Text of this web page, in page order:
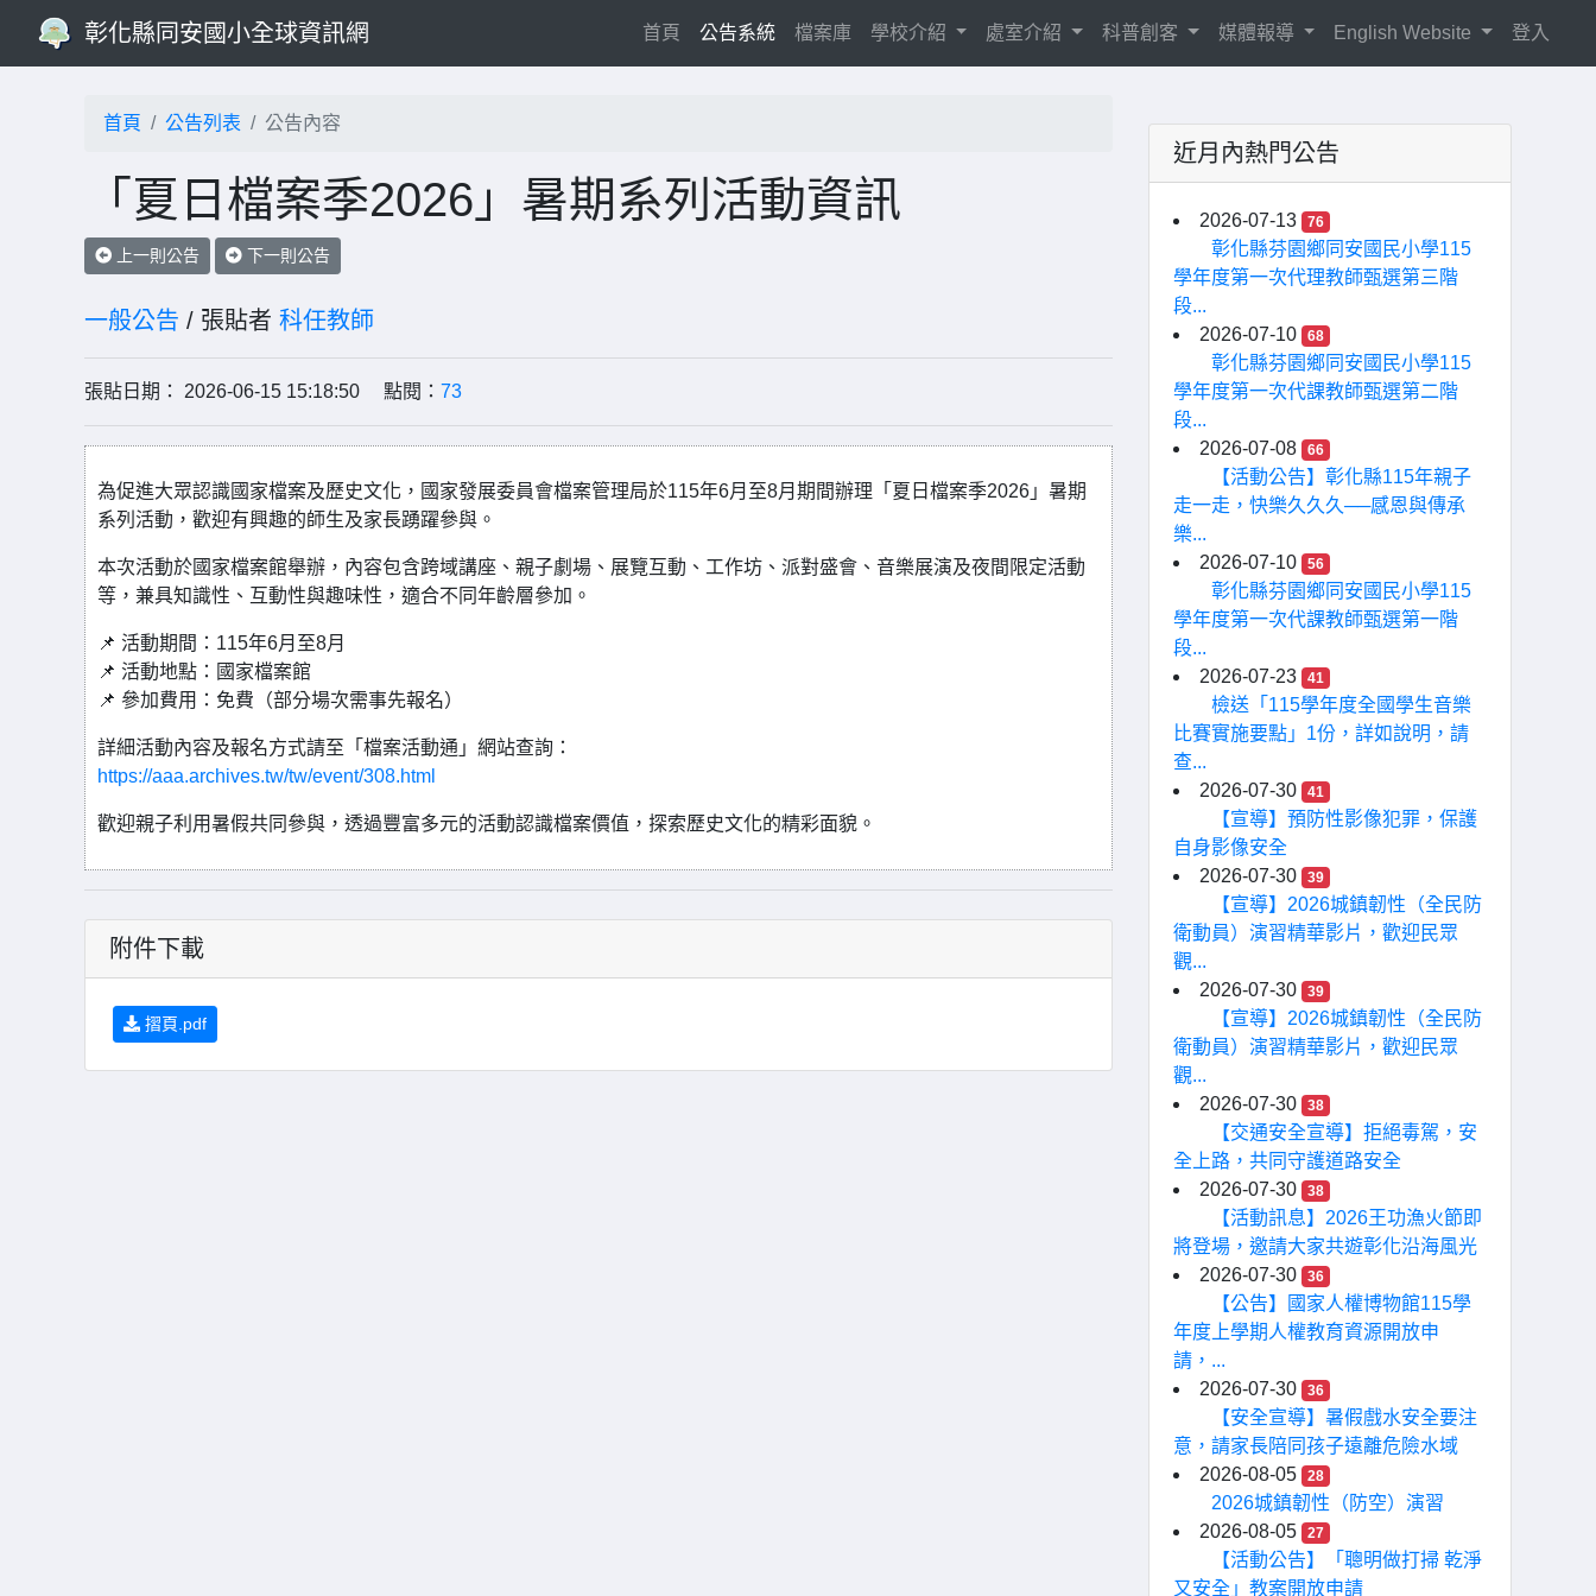
彰化縣同安國小全球資訊網 首頁(current)
公告系統 檔案庫 學校介紹 處室介紹 科普創客 媒體報導 English Website 登入
首頁 公告列表 公告內容
「夏日檔案季2026」暑期系列活動資訊
上一則公告 下一則公告
一般公告 / 張貼者 科任教師
張貼日期： 2026-06-15 15:18:50 點閱： 73
為促進大眾認識國家檔案及歷史文化，國家發展委員會檔案管理局於115年6月至8月期間辦理「夏日檔案季2026」暑期
系列活動，歡迎有興趣的師生及家長踴躍參與。
本次活動於國家檔案館舉辦，內容包含跨域講座、親子劇場、展覽互動、工作坊、派對盛會、音樂展演及夜間限定活動
等，兼具知識性、互動性與趣味性，適合不同年齡層參加。
📌 活動期間：115年6月至8月
📌 活動地點：國家檔案館
📌 參加費用：免費（部分場次需事先報名）
詳細活動內容及報名方式請至「檔案活動通」網站查詢：
https://aaa.archives.tw/tw/event/308.html
歡迎親子利用暑假共同參與，透過豐富多元的活動認識檔案價值，探索歷史文化的精彩面貌。
附件下載
摺頁.pdf
近月內熱門公告
2026-07-13 76
彰化縣芬園鄉同安國民小學115
學年度第一次代理教師甄選第三階
段...
2026-07-10
68
彰化縣芬園鄉同安國民小學115
學年度第一次代課教師甄選第二階
段...
2026-07-08
66
【活動公告】彰化縣115年親子
走一走，快樂久久久──感恩與傳承
樂...
2026-07-10
56
彰化縣芬園鄉同安國民小學115
學年度第一次代課教師甄選第一階
段...
2026-07-23
41
檢送「115學年度全國學生音樂
比賽實施要點」1份，詳如說明，請
查...
2026-07-30
41
【宣導】預防性影像犯罪，保護
自身影像安全
2026-07-30
39
【宣導】2026城鎮韌性（全民防
衛動員）演習精華影片，歡迎民眾
觀...
2026-07-30
39
【宣導】2026城鎮韌性（全民防
衛動員）演習精華影片，歡迎民眾
觀...
2026-07-30
38
【交通安全宣導】拒絕毒駕，安
全上路，共同守護道路安全
2026-07-30
38
【活動訊息】2026王功漁火節即
將登場，邀請大家共遊彰化沿海風光
2026-07-30
36
【公告】國家人權博物館115學
年度上學期人權教育資源開放申
請，...
2026-07-30
36
【安全宣導】暑假戲水安全要注
意，請家長陪同孩子遠離危險水域
2026-08-05
28
2026城鎮韌性（防空）演習
2026-08-05
27
【活動公告】「聰明做打掃 乾淨
又安全」教案開放申請